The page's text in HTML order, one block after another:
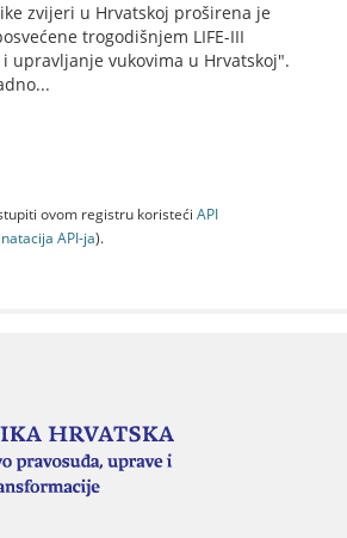
zvijeri u Hrvatskoj proširena je
trogodišnjem LIFE-III
upravljanje vukovima u Hrvatskoj".
ovom registru koristeći API
API-jа).